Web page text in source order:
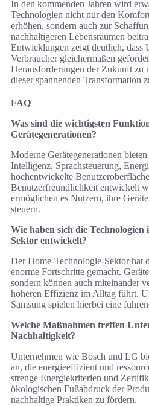
In den kommenden Jahren wird
Technologien nicht nur den
erhöhen, sondern auch zur
nachhaltigeren Lebensräumen
Entwicklungen zeigt deutlich, dass
Verbraucher gleichermaßen
Herausforderungen der Zukunft zu
dieser spannenden Transformation
FAQ
Was sind die wichtigsten
Gerätegenerationen?
Moderne Gerätegenerationen
Intelligenz, Sprachsteuerung,
hochentwickelte
Benutzerfreundlichkeit entwickelt
ermöglichen es Nutzern, ihre
steuern.
Wie haben sich die Technologien
Sektor entwickelt?
Der Home-Technologie-Sektor hat
enorme Fortschritte gemacht.
sondern können auch miteinander
höheren Effizienz im Alltag führt.
Samsung spielen hierbei eine
Welche Maßnahmen treffen
Nachhaltigkeit?
Unternehmen wie Bosch und LG
an, die energieeffizient und
strenge Energiekriterien und
ökologischen Fußabdruck der
nachhaltige Praktiken zu fördern.